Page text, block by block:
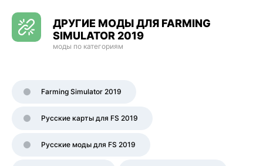
ДРУГИЕ МОДЫ ДЛЯ FARMING
SIMULATOR 2019
моды по категориям
Farming Simulator 2019
Русские карты для FS 2019
Русские моды для FS 2019